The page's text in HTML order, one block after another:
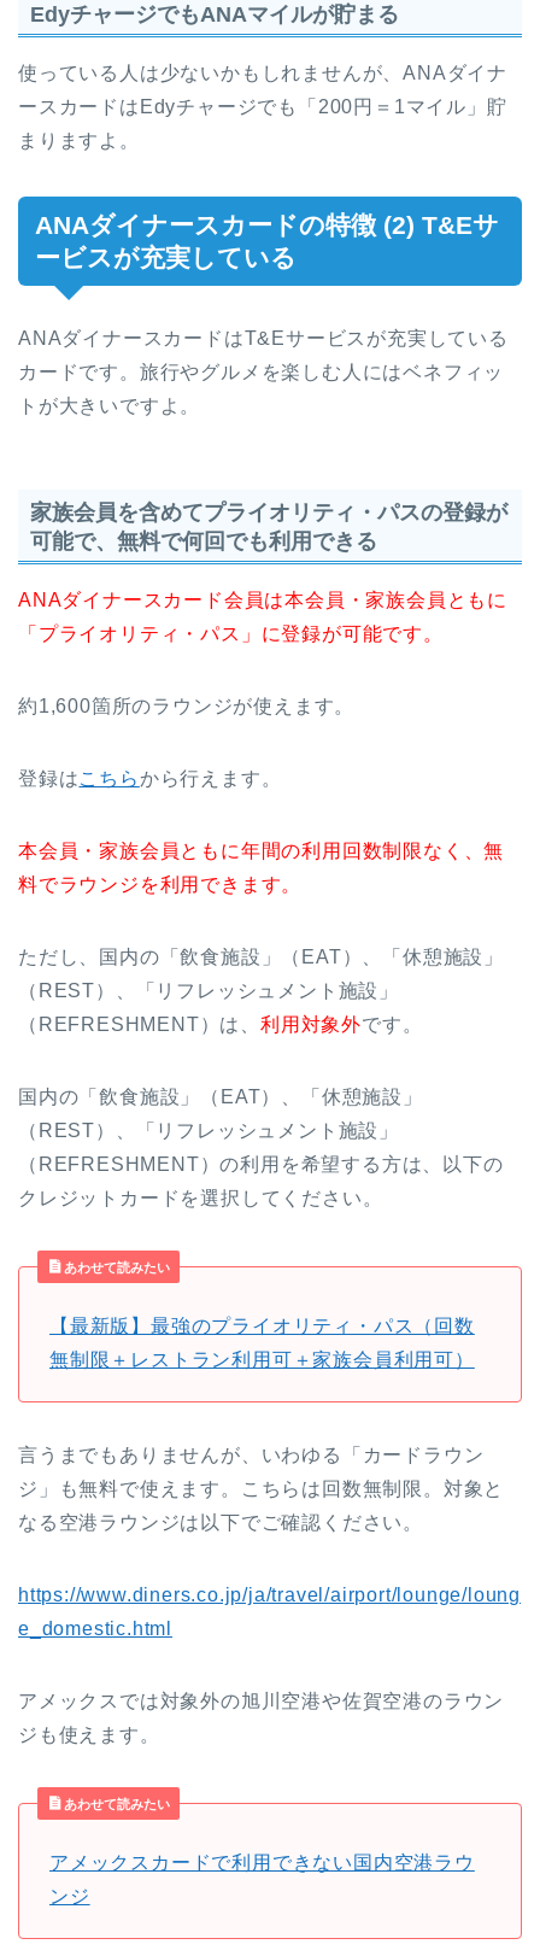
EdyチャージでもANAマイルが貯まる
使っている人は少ないかもしれませんが、ANAダイナ
ースカードはEdyチャージでも「200円＝1マイル」貯
まりますよ。
ANAダイナースカードの特徴 (2) T&Eサ
ービスが充実している
ANAダイナースカードはT&Eサービスが充実している
カードです。旅行やグルメを楽しむ人にはベネフィッ
トが大きいですよ。
家族会員を含めてプライオリティ・パスの登録が
可能で、無料で何回でも利用できる
ANAダイナースカード会員は本会員・家族会員ともに
「プライオリティ・パス」に登録が可能です。
約1,600箇所のラウンジが使えます。
登録はこちらから行えます。
本会員・家族会員ともに年間の利用回数制限なく、無
料でラウンジを利用できます。
ただし、国内の「飲食施設」（EAT）、「休憩施設」
（REST）、「リフレッシュメント施設」
（REFRESHMENT）は、利用対象外です。
国内の「飲食施設」（EAT）、「休憩施設」
（REST）、「リフレッシュメント施設」
（REFRESHMENT）の利用を希望する方は、以下の
クレジットカードを選択してください。
あわせて読みたい
【最新版】最強のプライオリティ・パス（回数
無制限＋レストラン利用可＋家族会員利用可）
言うまでもありませんが、いわゆる「カードラウン
ジ」も無料で使えます。こちらは回数無制限。対象と
なる空港ラウンジは以下でご確認ください。
https://www.diners.co.jp/ja/travel/airport/lounge/loung
e_domestic.html
アメックスでは対象外の旭川空港や佐賀空港のラウン
ジも使えます。
あわせて読みたい
アメックスカードで利用できない国内空港ラウ
ンジ